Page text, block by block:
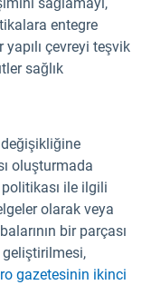
entegre
çevreyi teşvik
sağlık
oluşturmada
ile ilgili
olarak veya
bir parçası
geliştirilmesi,
gazetesinin ikinci